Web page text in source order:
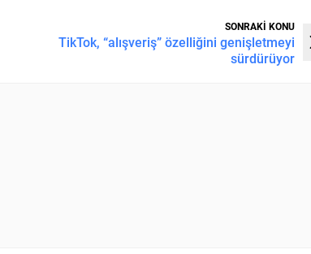
SONRAKİ KONU
TikTok, “alışveriş” özelliğini genişletmeyi
sürdürüyor